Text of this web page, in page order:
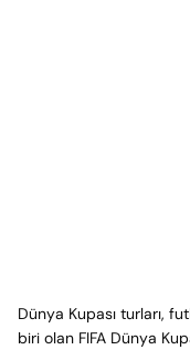
Dünya Kupası turları,
biri olan FIFA Dünya